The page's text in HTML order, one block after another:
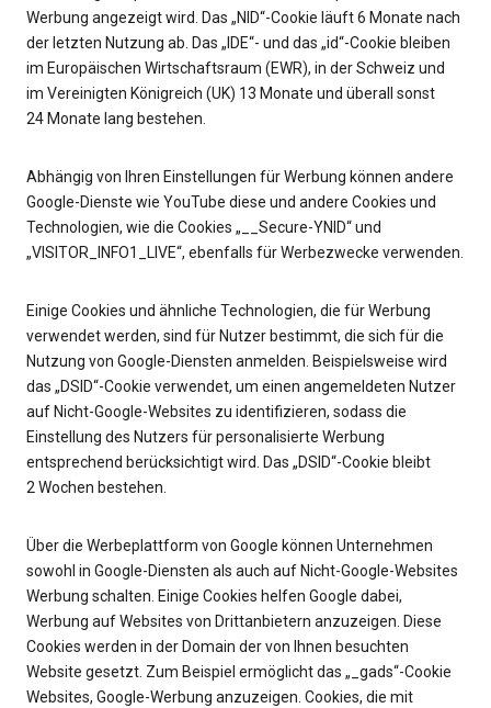
Werbung angezeigt wird. Das „NID“-Cookie läuft 6 Monate nach
der letzten Nutzung ab. Das „IDE“- und das „id“-Cookie bleiben
im Europäischen Wirtschaftsraum (EWR), in der Schweiz und
im Vereinigten Königreich (UK) 13 Monate und überall sonst
24 Monate lang bestehen.
Abhängig von Ihren Einstellungen für Werbung können andere
Google-Dienste wie YouTube diese und andere Cookies und
Technologien, wie die Cookies „__Secure-YNID“ und
„VISITOR_INFO1_LIVE“, ebenfalls für Werbezwecke verwenden.
Einige Cookies und ähnliche Technologien, die für Werbung
verwendet werden, sind für Nutzer bestimmt, die sich für die
Nutzung von Google-Diensten anmelden. Beispielsweise wird
das „DSID“-Cookie verwendet, um einen angemeldeten Nutzer
auf Nicht-Google-Websites zu identifizieren, sodass die
Einstellung des Nutzers für personalisierte Werbung
entsprechend berücksichtigt wird. Das „DSID“-Cookie bleibt
2 Wochen bestehen.
Über die Werbeplattform von Google können Unternehmen
sowohl in Google-Diensten als auch auf Nicht-Google-Websites
Werbung schalten. Einige Cookies helfen Google dabei,
Werbung auf Websites von Drittanbietern anzuzeigen. Diese
Cookies werden in der Domain der von Ihnen besuchten
Website gesetzt. Zum Beispiel ermöglicht das „_gads“-Cookie
Websites, Google-Werbung anzuzeigen. Cookies, die mit